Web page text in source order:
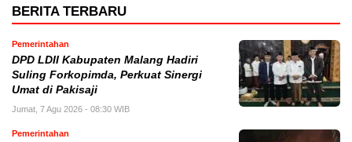
BERITA TERBARU
Pemerintahan
DPD LDII Kabupaten Malang Hadiri
Suling Forkopimda, Perkuat Sinergi
Umat di Pakisaji
Jumat, 7 Agu 2026 - 08:30 WIB
Pemerintahan